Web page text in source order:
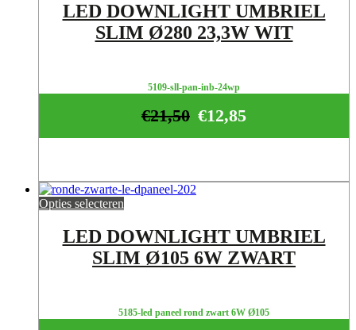
LED DOWNLIGHT UMBRIEL
SLIM Ø280 23,3W WIT
5109-sll-pan-inb-24wp
€12,85
€21,50
Opties selecteren
LED DOWNLIGHT UMBRIEL
SLIM Ø105 6W ZWART
5185-led paneel rond zwart 6W Ø105